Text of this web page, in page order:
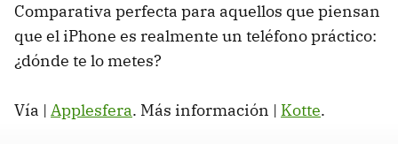
Comparativa perfecta para aquellos que piensan
que el iPhone es realmente un teléfono práctico:
¿dónde te lo metes?
Vía | Applesfera. Más información | Kotte.